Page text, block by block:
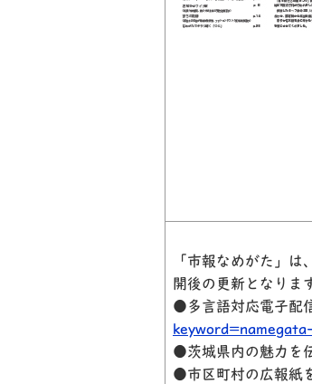
「市報なめがた」
開後の更新となりま
●多言語対応電子配
●茨城県内の魅力を
●市区町村の広報紙